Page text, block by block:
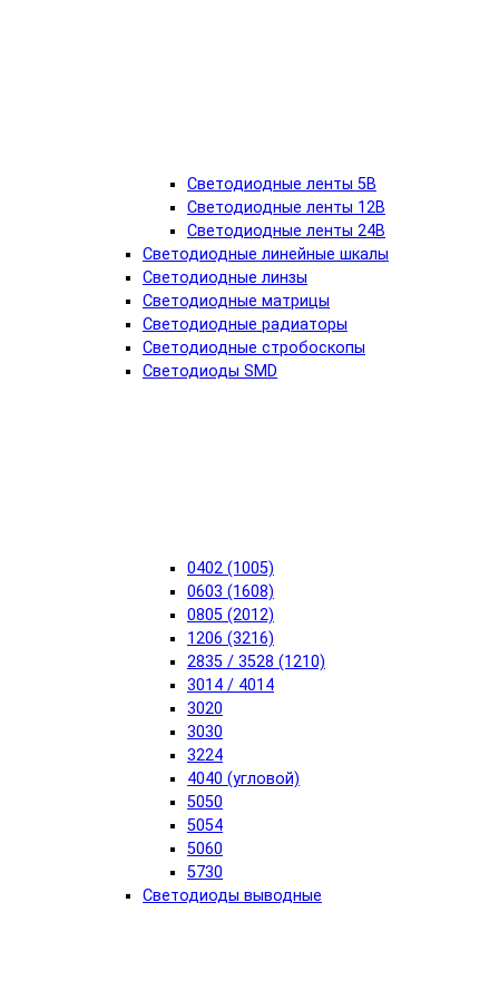
Светодиодные ленты 5В
Светодиодные ленты 12В
Светодиодные ленты 24В
Светодиодные линейные шкалы
Светодиодные линзы
Светодиодные матрицы
Светодиодные радиаторы
Светодиодные стробоскопы
Светодиоды SMD
0402 (1005)
0603 (1608)
0805 (2012)
1206 (3216)
2835 / 3528 (1210)
3014 / 4014
3020
3030
3224
4040 (угловой)
5050
5054
5060
5730
Светодиоды выводные